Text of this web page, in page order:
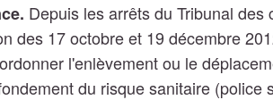
Depuis les arrêts du Tribunal
des 17 octobre et 19 décembre
l'enlèvement ou le
du risque sanitaire (police